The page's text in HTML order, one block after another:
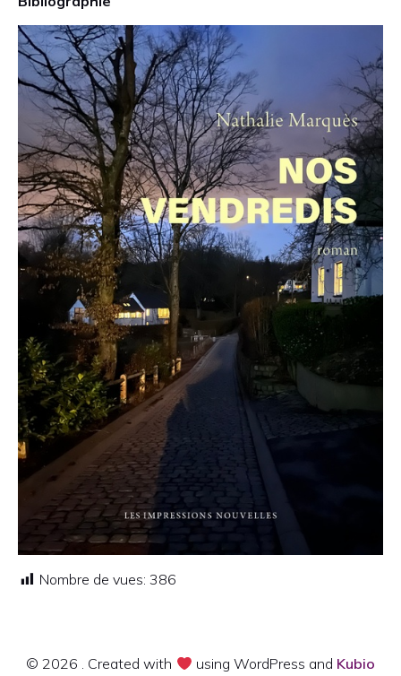
Nombre de vues: 386
© 2026 . Created with using WordPress and Kubio